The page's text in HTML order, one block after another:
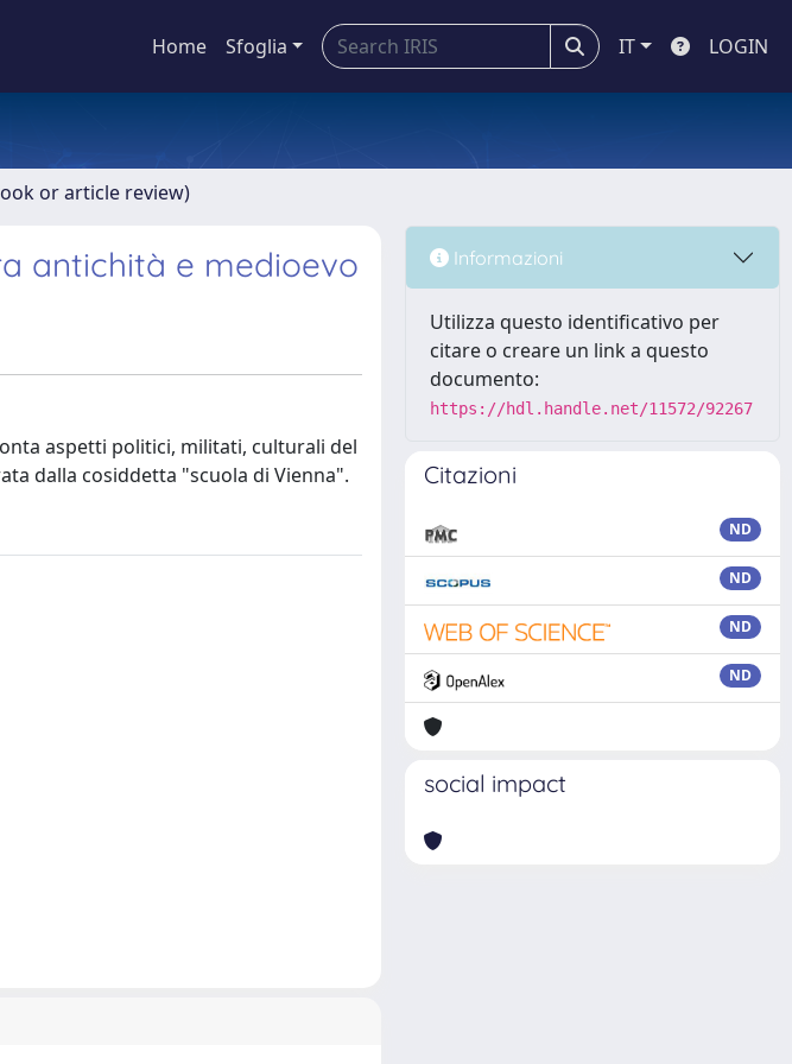
Home Sfoglia IT LOGIN
or article review)
antichità e medioevo
aspetti politici, militati, culturali del
dalla cosiddetta "scuola di Vienna".
Informazioni
Utilizza questo identificativo per
citare o creare un link a questo
documento:
https://hdl.handle.net/11572/92267
Citazioni
ND
ND
ND
ND
social impact